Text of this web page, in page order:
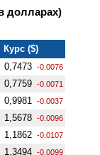
долларах)
Курс ($)
0,7473 -0.0076
0,7759 -0.0071
0,9981 -0.0037
1,5678 -0.0096
1,1862 -0.0107
1,3494 -0.0099